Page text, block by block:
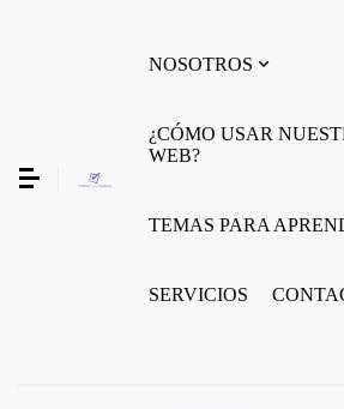
NOSOTROS
¿CÓMO USAR
WEB?
TEMAS PARA
SERVICIOS